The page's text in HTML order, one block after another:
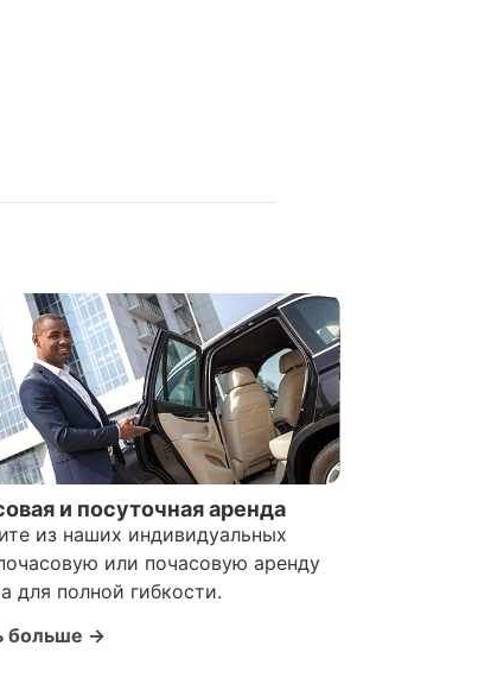
и посуточная аренда
из наших индивидуальных
или почасовую аренду
для полной гибкости.
больше →